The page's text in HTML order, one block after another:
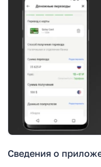
Сведения о